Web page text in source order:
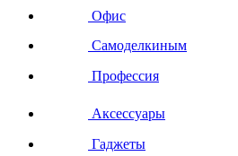
Офис
Самоделкиным
Профессия
Аксессуары
Гаджеты